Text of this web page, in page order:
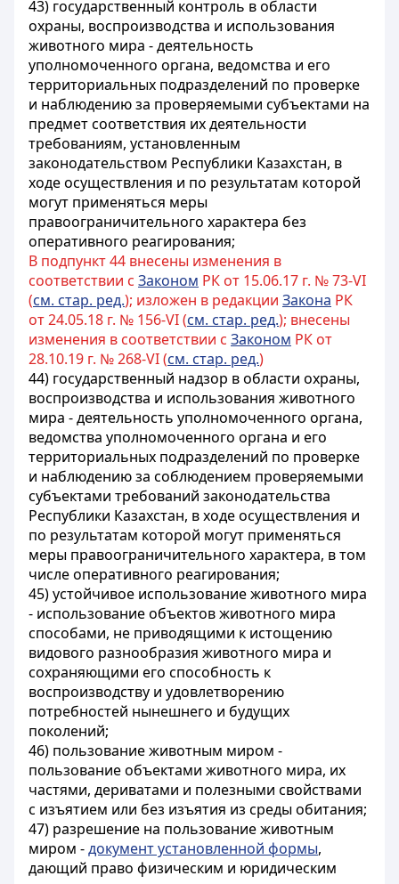
43) государственный контроль в области
охраны, воспроизводства и использования
животного мира - деятельность
уполномоченного органа, ведомства и его
территориальных подразделений по проверке
и наблюдению за проверяемыми субъектами на
предмет соответствия их деятельности
требованиям, установленным
законодательством Республики Казахстан, в
ходе осуществления и по результатам которой
могут применяться меры
правоограничительного характера без
оперативного реагирования;
В подпункт 44 внесены изменения в
соответствии с Законом РК от 15.06.17 г. № 73-VI
(см. стар. ред.); изложен в редакции Закона РК
от 24.05.18 г. № 156-VI (см. стар. ред.); внесены
изменения в соответствии с Законом РК от
28.10.19 г. № 268-VI (см. стар. ред.)
44) государственный надзор в области охраны,
воспроизводства и использования животного
мира - деятельность уполномоченного органа,
ведомства уполномоченного органа и его
территориальных подразделений по проверке
и наблюдению за соблюдением проверяемыми
субъектами требований законодательства
Республики Казахстан, в ходе осуществления и
по результатам которой могут применяться
меры правоограничительного характера, в том
числе оперативного реагирования;
45) устойчивое использование животного мира
- использование объектов животного мира
способами, не приводящими к истощению
видового разнообразия животного мира и
сохраняющими его способность к
воспроизводству и удовлетворению
потребностей нынешнего и будущих
поколений;
46) пользование животным миром -
пользование объектами животного мира, их
частями, дериватами и полезными свойствами
с изъятием или без изъятия из среды обитания;
47) разрешение на пользование животным
миром -документ установленной формы,
дающий право физическим и юридическим